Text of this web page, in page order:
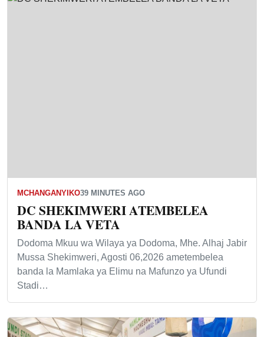
MCHANGANYIKO39 MINUTES AGO
DC SHEKIMWERI ATEMBELEA
BANDA LA VETA
Dodoma Mkuu wa Wilaya ya Dodoma, Mhe. Alhaj Jabir
Mussa Shekimweri, Agosti 06,2026 ametembelea
banda la Mamlaka ya Elimu na Mafunzo ya Ufundi
Stadi…